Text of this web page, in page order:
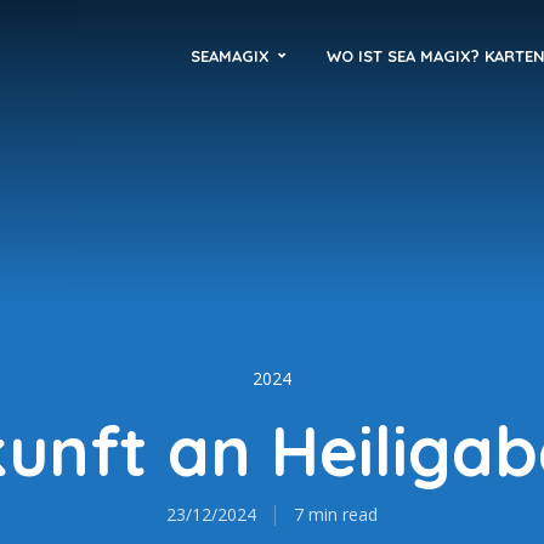
SEAMAGIX WO IST SEA MAGIX? KARTEN
2024
an
23/12/2024 7 min read